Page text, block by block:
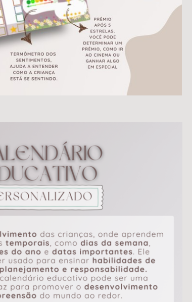
02 MINI FOTOLIVRO 10X10CM